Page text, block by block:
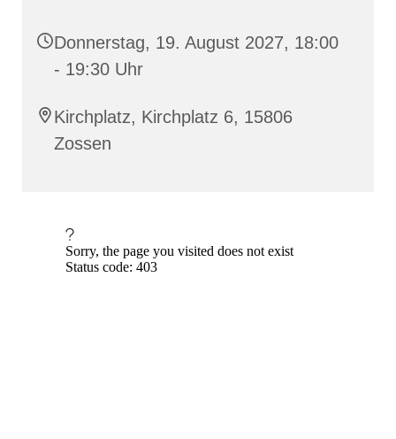
Donnerstag, 19. August 2027, 18:00
- 19:30 Uhr
Kirchplatz, Kirchplatz 6, 15806
Zossen